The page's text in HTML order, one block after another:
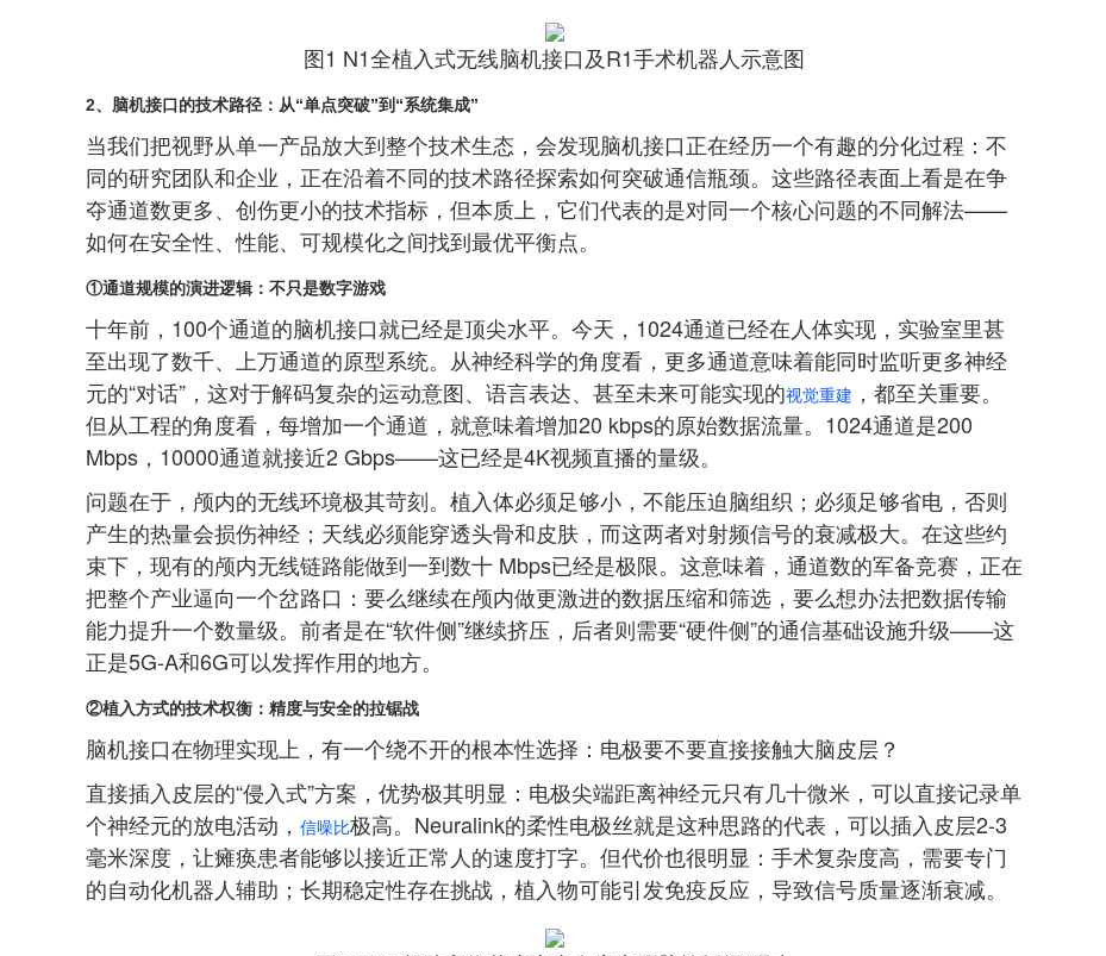
图1 N1全植入式无线脑机接口及R1手术机器人示意图
2、脑机接口的技术路径：从“单点突破”到“系统集成”
当我们把视野从单一产品放大到整个技术生态，会发现脑机接口正在经历一个有趣的分化过程：不
同的研究团队和企业，正在沿着不同的技术路径探索如何突破通信瓶颈。这些路径表面上看是在争
夺通道数更多、创伤更小的技术指标，但本质上，它们代表的是对同一个核心问题的不同解法——
如何在安全性、性能、可规模化之间找到最优平衡点。
①通道规模的演进逻辑：不只是数字游戏
十年前，100个通道的脑机接口就已经是顶尖水平。今天，1024通道已经在人体实现，实验室里甚
至出现了数千、上万通道的原型系统。从神经科学的角度看，更多通道意味着能同时监听更多神经
元的“对话”，这对于解码复杂的运动意图、语言表达、甚至未来可能实现的视觉重建 ，都至关重要。
但从工程的角度看，每增加一个通道，就意味着增加20 kbps的原始数据流量。1024通道是200
Mbps，10000通道就接近2 Gbps——这已经是4K视频直播的量级。
问题在于，颅内的无线环境极其苛刻。植入体必须足够小，不能压迫脑组织；必须足够省电，否则
产生的热量会损伤神经；天线必须能穿透头骨和皮肤，而这两者对射频信号的衰减极大。在这些约
束下，现有的颅内无线链路能做到一到数十 Mbps已经是极限。这意味着，通道数的军备竞赛，正在
把整个产业逼向一个岔路口：要么继续在颅内做更激进的数据压缩和筛选，要么想办法把数据传输
能力提升一个数量级。前者是在“软件侧”继续挤压，后者则需要“硬件侧”的通信基础设施升级——这
正是5G-A和6G可以发挥作用的地方。
②植入方式的技术权衡：精度与安全的拉锯战
脑机接口在物理实现上，有一个绕不开的根本性选择：电极要不要直接接触大脑皮层？
直接插入皮层的“侵入式”方案，优势极其明显：电极尖端距离神经元只有几十微米，可以直接记录单
个神经元的放电活动， 信噪比极高。Neuralink的柔性电极丝就是这种思路的代表，可以插入皮层2-3
毫米深度，让瘫痪患者能够以接近正常人的速度打字。但代价也很明显：手术复杂度高，需要专门
的自动化机器人辅助；长期稳定性存在挑战，植入物可能引发免疫反应，导致信号质量逐渐衰减。